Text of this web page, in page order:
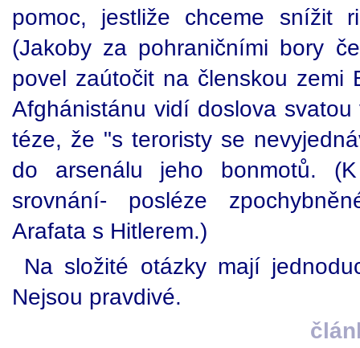
pomoc, jestliže chceme snížit
(Jakoby za pohraničními bory
povel zaútočit na členskou zemi
Afghánistánu vidí doslova
téze, že "s teroristy se
do arsenálu jeho bonmotů.
srovnání- posléze
Arafata s Hitlerem.)
Na složité otázky mají
Nejsou pravdivé.